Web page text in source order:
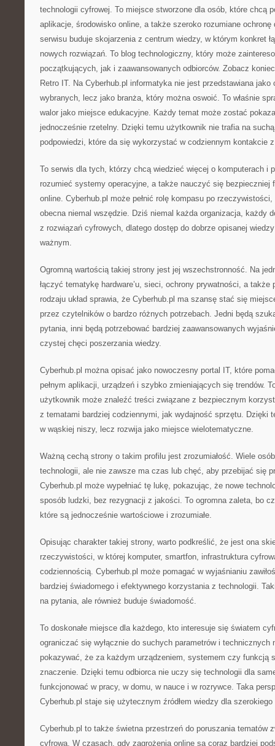
technologii cyfrowej. To miejsce stworzone dla osób, które chcą
aplikacje, środowisko online, a także szeroko rozumiane
serwisu buduje skojarzenia z centrum wiedzy, w którym konkret
nowych rozwiązań. To blog technologiczny, który może
początkujących, jak i zaawansowanych odbiorców. Zobacz
Retro IT. Na Cyberhub.pl informatyka nie jest przedstawiana jako
wybranych, lecz jako branża, który można oswoić. To właśnie
walor jako miejsce edukacyjne. Każdy temat może zostać
jednocześnie rzetelny. Dzięki temu użytkownik nie trafia na
podpowiedzi, które da się wykorzystać w codziennym kontakcie
To serwis dla tych, którzy chcą wiedzieć więcej o komputerach i
rozumieć systemy operacyjne, a także nauczyć się bezpieczniej
online. Cyberhub.pl może pełnić rolę kompasu po
obecna niemal wszędzie. Dziś niemal każda organizacja, każdy
z rozwiązań cyfrowych, dlatego dostęp do dobrze opisanej
ważnym.
Ogromną wartością takiej strony jest jej wszechstronność. Na
łączyć tematykę hardware’u, sieci, ochrony prywatności, a także
rodzaju układ sprawia, że Cyberhub.pl ma szansę stać się
przez czytelników o bardzo różnych potrzebach. Jedni będą
pytania, inni będą potrzebować bardziej zaawansowanych
czystej chęci poszerzania wiedzy.
Cyberhub.pl można opisać jako nowoczesny portal IT, które
pełnym aplikacji, urządzeń i szybko zmieniających się trendów.
użytkownik może znaleźć treści związane z bezpiecznym
z tematami bardziej codziennymi, jak wydajność sprzętu. Dzięki
w wąskiej niszy, lecz rozwija jako miejsce wielotematyczne.
Ważną cechą strony o takim profilu jest zrozumiałość. Wiele
technologii, ale nie zawsze ma czas lub chęć, aby przebijać się
Cyberhub.pl może wypełniać tę lukę, pokazując, że nowe
sposób ludzki, bez rezygnacji z jakości. To ogromna zaleta, bo
które są jednocześnie wartościowe i zrozumiałe.
Opisując charakter takiej strony, warto podkreślić, że jest ona
rzeczywistości, w której komputer, smartfon, infrastruktura
codziennością. Cyberhub.pl może pomagać w wyjaśnianiu
bardziej świadomego i efektywnego korzystania z technologii.
na pytania, ale również buduje świadomość.
To doskonałe miejsce dla każdego, kto interesuje się światem
ograniczać się wyłącznie do suchych parametrów i technicznych
pokazywać, że za każdym urządzeniem, systemem czy funkcją
znaczenie. Dzięki temu odbiorca nie uczy się technologii dla
funkcjonować w pracy, w domu, w nauce i w rozrywce. Taka
Cyberhub.pl staje się użytecznym źródłem wiedzy dla szerokiego
Cyberhub.pl to także świetna przestrzeń do poruszania tematów
cyfrową. W czasach, gdy zagrożenia online są coraz bardziej